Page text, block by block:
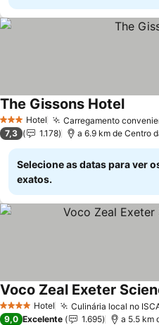
3 EstrelasHotel Carregamento
The Gissons HotelVer
7,3 1.178 a 6.9 km de Centro
Selecione as datas para ver
exatos.
4 EstrelasHotel Culinária local no
Voco Zeal Exeter
9,0 Excelente 1.695 a 5.5 km